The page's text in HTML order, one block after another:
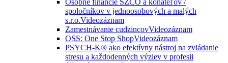
spoločníkov v jednoosobových a malých
s.r.o.Videozáznam
Zamestnávanie cudzincovVideozáznam
OSS: One Stop ShopVideozáznam
PSYCH-K® ako efektívny nástroj na zvládanie
stresu a každodenných výziev v profesii